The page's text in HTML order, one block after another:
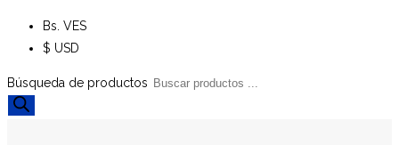
Bs. VES
$ USD
Búsqueda de productos